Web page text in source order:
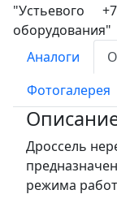
Аналоги
Фотогалерея
Дроссель
режима